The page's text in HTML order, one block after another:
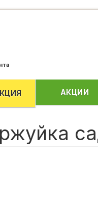
АКЦИИ